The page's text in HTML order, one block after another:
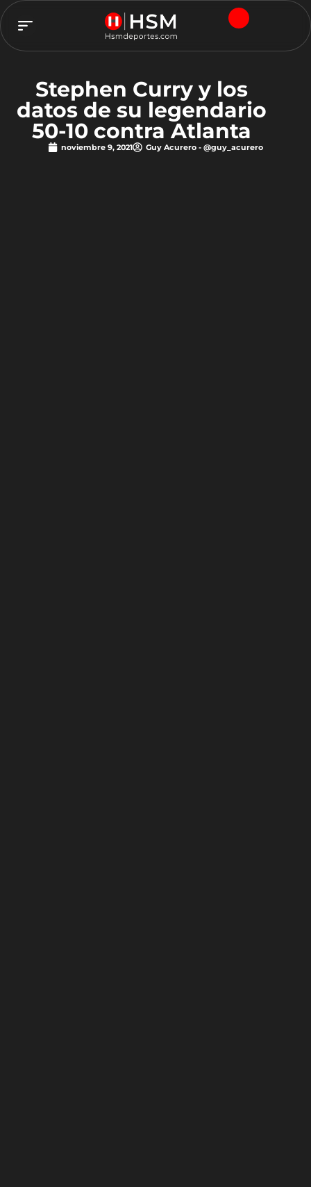
Stephen Curry y los
datos de su legendario
50-10 contra Atlanta
noviembre 9, 2021 Guy Acurero - @guy_acurero